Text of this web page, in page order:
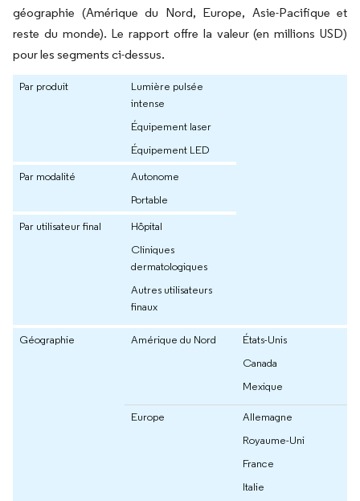
géographie (Amérique du Nord, Europe, Asie-Pacifique et
reste du monde). Le rapport offre la valeur (en millions USD)
pour les segments ci-dessus.
Par produit
Lumière pulsée
intense
Équipement laser
Équipement LED
Par modalité
Autonome
Portable
Par utilisateur final
Hôpital
Cliniques
dermatologiques
Autres utilisateurs
finaux
Géographie Amérique du Nord
États-Unis
Canada
Mexique
Europe
Allemagne
Royaume-Uni
France
Italie